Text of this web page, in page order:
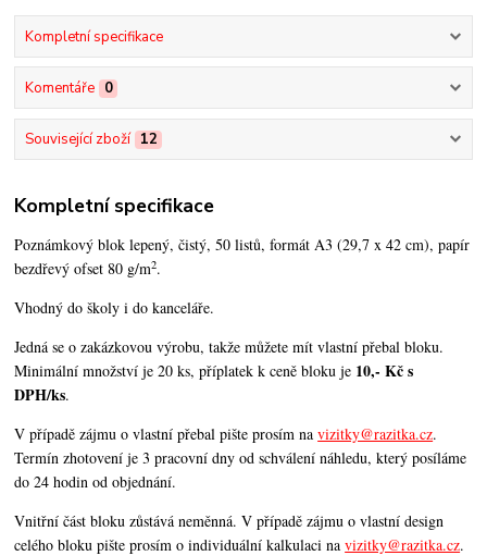
Kompletní specifikace
Komentáře 0
Související zboží 12
Kompletní specifikace
Poznámkový blok lepený, čistý, 50 listů, formát A3 (29,7 x 42 cm), papír
bezdřevý ofset 80 g/m2.
Vhodný do školy i do kanceláře.
Jedná se o zakázkovou výrobu, takže můžete mít vlastní přebal bloku.
Minimální množství je 20 ks, příplatek k ceně bloku je 10,- Kč s
DPH/ks.
V případě zájmu o vlastní přebal pište prosím navizitky@razitka.cz.
Termín zhotovení je 3 pracovní dny od schválení náhledu, který posíláme
do 24 hodin od objednání.
Vnitřní část bloku zůstává neměnná. V případě zájmu o vlastní design
celého bloku pište prosím o individuální kalkulaci navizitky@razitka.cz.